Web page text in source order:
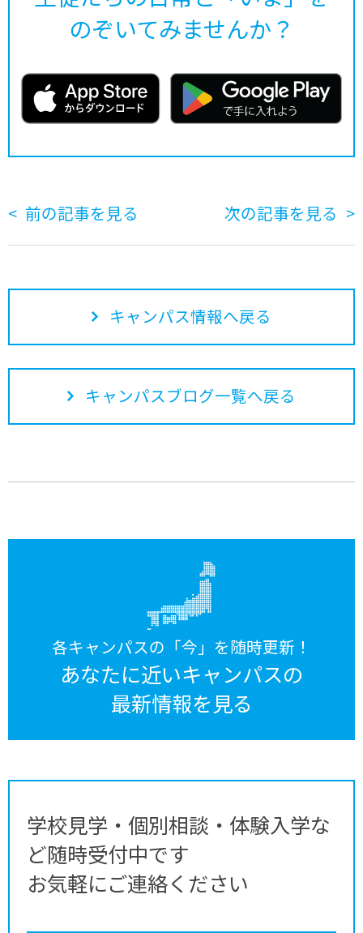
のぞいてみませんか？
前の記事を見る 次の記事を見る
キャンパス情報へ戻る
キャンパスブログ一覧へ戻る
各キャンパスの「今」を随時更新！
あなたに近いキャンパスの
最新情報を見る
学校見学・個別相談・体験入学な
ど随時受付中です
お気軽にご連絡ください